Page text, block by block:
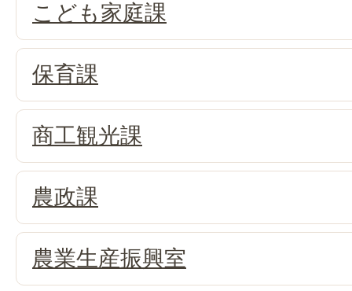
こども家庭課
保育課
商工観光課
農政課
農業生産振興室